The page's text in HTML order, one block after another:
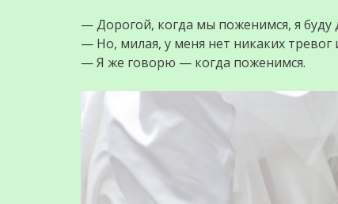
— Дорогой, когда мы поженимся, я буду
— Hо, милая, у меня нет никаких тревог
— Я же говорю — когда поженимся.